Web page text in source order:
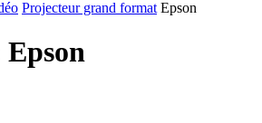
Projecteur grand format Epson
Epson